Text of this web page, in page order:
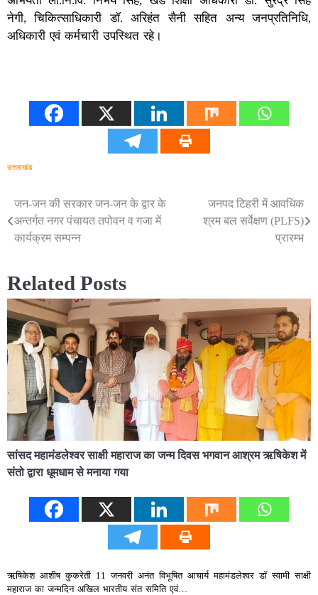
नेगी, चिकित्साधिकारी डॉ. अरिहंत सैनी सहित अन्य जनप्रतिनिधि,
अधिकारी एवं कर्मचारी उपस्थित रहे।
उत्तराखंड
Post
navigation
जन-जन की सरकार जन-जन के द्वार के
अन्तर्गत नगर पंचायत तपोवन व गजा में
कार्यक्रम सम्पन्न
जनपद टिहरी में आवधिक
श्रम बल सर्वेक्षण (PLFS)
प्रारम्भ
Related Posts
सांसद महामंडलेश्वर साक्षी महाराज का जन्म दिवस भगवान आश्रम ऋषिकेश में
संतो द्वारा धूमधाम से मनाया गया
ऋषिकेश आशीष कुकरेती 11 जनवरी अनंत विभूषित आचार्य महामंडलेश्वर डॉ स्वामी साक्षी
महाराज का जन्मदिन अखिल भारतीय संत समिति एवं…